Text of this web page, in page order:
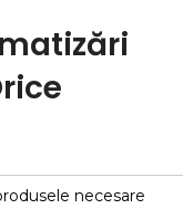
necesare